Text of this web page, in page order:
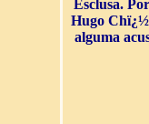
Esclusa.
Hugo
alguma